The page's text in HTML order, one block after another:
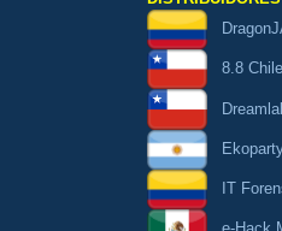
8.8 Chile
IT